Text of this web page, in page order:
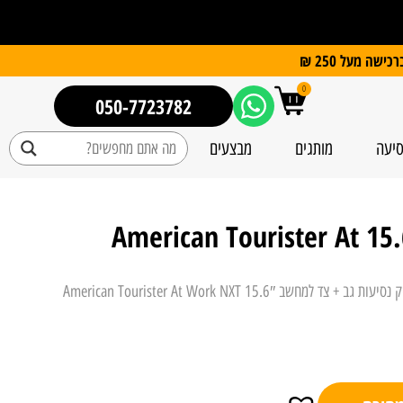
0
050-7723782
מותגים מבצעים
תיק נסיעות גב + צד למחשב 15.6″ American Tourister At
/ תיק נסיעות גב + צד למחשב 15.6″ American Tourister At Work NXT